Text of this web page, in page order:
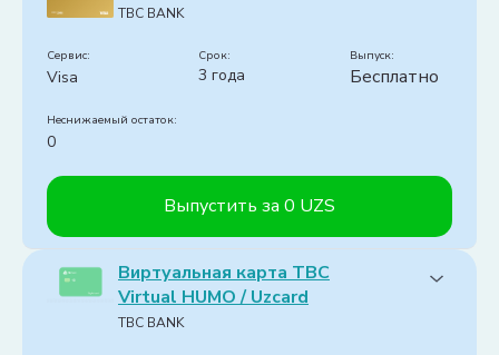
Способ оформления карты:
Доставка на дом:Есть
Cashback:
-
без комиссии до 10 млн сумов
TBC BANK
Сервис:
Visa
срок:
3 года
Выпуск:
Бесплатно
Неснижаемый остаток:
0
Выпустить за 0 UZS
Обслуживание (в год):Бесплатно
Тип карты:Мультивалютная
Доставка на дом:
Виртуальная карта TBC
Virtual HUMO / Uzcard
TBC BANK